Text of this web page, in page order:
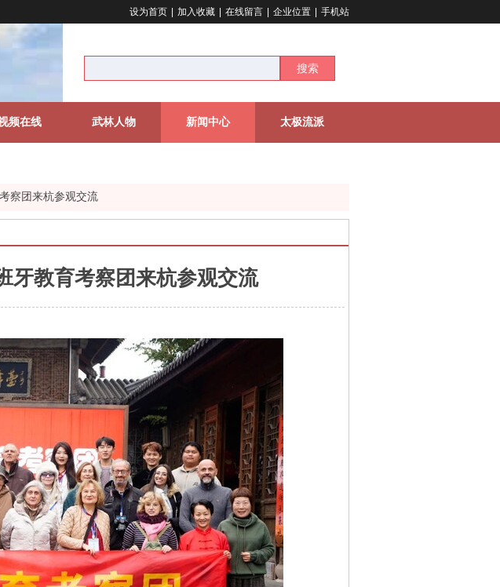
搜索
设为首页 加入收藏 在线留言 企业位置 手机站
频在线 武林人物 新闻中心 太极流派
察团来杭参观交流
牙教育考察团来杭参观交流